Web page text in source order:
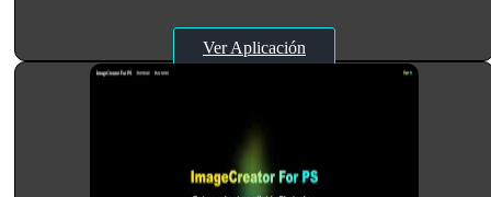
Ver Aplicación